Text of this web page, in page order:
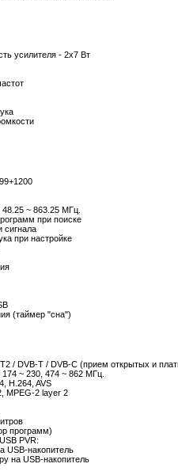
усилителя - 2x7 Вт
~ 863.25 МГц.
при поиске
сигнала
при настройке
(таймер "сна")
/ DVB-T / DVB-C (прием открытых и
~ 230, 474 ~ 862 МГц.
H.264, AVS
MPEG-2 layer 2
программ)
PVR:
USB-накопитель
на USB-накопитель